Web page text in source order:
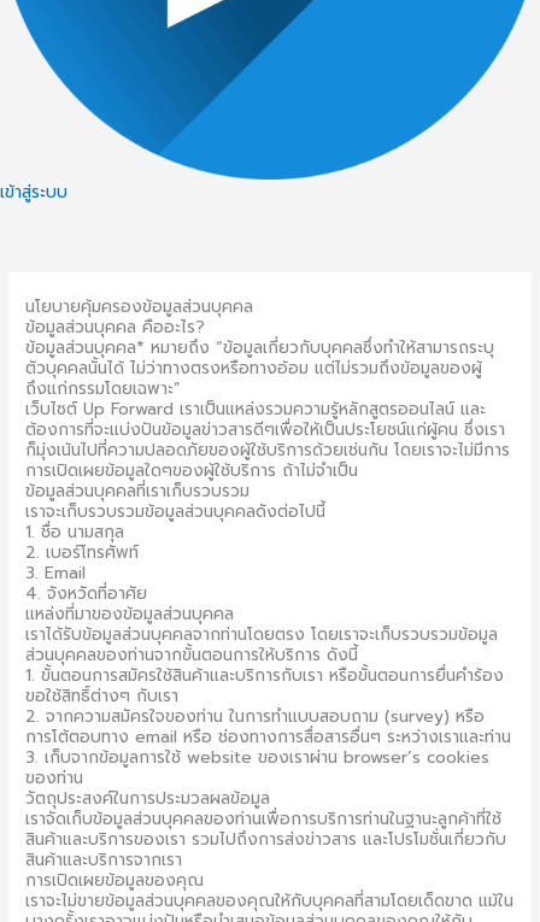
เข้าสู่ระบบ
นโยบายคุ้มครองข้อมูลส่วนบุคคล
ข้อมูลส่วนบุคคล คืออะไร?
ข้อมูลส่วนบุคคล* หมายถึง “ข้อมูลเกี่ยวกับบุคคลซึ่งทำให้สามารถระบุ
ตัวบุคคลนั้นได้ ไม่ว่าทางตรงหรือทางอ้อม แต่ไม่รวมถึงข้อมูลของผู้
ถึงแก่กรรมโดยเฉพาะ”
เว็บไซต์ Up Forward เราเป็นแหล่งรวมความรู้หลักสูตรออนไลน์ และ
ต้องการที่จะแบ่งปันข้อมูลข่าวสารดีๆเพื่อให้เป็นประโยชน์แก่ผู้คน ซึ่งเรา
ก็มุ่งเน้นไปที่ความปลอดภัยของผู้ใช้บริการด้วยเช่นกัน โดยเราจะไม่มีการ
การเปิดเผยข้อมูลใดๆของผู้ใช้บริการ ถ้าไม่จำเป็น
ข้อมูลส่วนบุคคลที่เราเก็บรวบรวม
เราจะเก็บรวบรวมข้อมูลส่วนบุคคลดังต่อไปนี้
1. ชื่อ นามสกุล
2. เบอร์โทรศัพท์
3. Email
4. จังหวัดที่อาศัย
แหล่งที่มาของข้อมูลส่วนบุคคล
เราได้รับข้อมูลส่วนบุคคลจากท่านโดยตรง โดยเราจะเก็บรวบรวมข้อมูล
ส่วนบุคคลของท่านจากขั้นตอนการให้บริการ ดังนี้
1. ขั้นตอนการสมัครใช้สินค้าและบริการกับเรา หรือขั้นตอนการยื่นคำร้อง
ขอใช้สิทธิ์ต่างๆ กับเรา
2. จากความสมัครใจของท่าน ในการทำแบบสอบถาม (survey) หรือ
การโต้ตอบทาง email หรือ ช่องทางการสื่อสารอื่นๆ ระหว่างเราและท่าน
3. เก็บจากข้อมูลการใช้ website ของเราผ่าน browser’s cookies
ของท่าน
วัตถุประสงค์ในการประมวลผลข้อมูล
เราจัดเก็บข้อมูลส่วนบุคคลของท่านเพื่อการบริการท่านในฐานะลูกค้าที่ใช้
สินค้าและบริการของเรา รวมไปถึงการส่งข่าวสาร และโปรโมชั่นเกี่ยวกับ
สินค้าและบริการจากเรา
การเปิดเผยข้อมูลของคุณ
เราจะไม่ขายข้อมูลส่วนบุคคลของคุณให้กับบุคคลที่สามโดยเด็ดขาด แม้ใน